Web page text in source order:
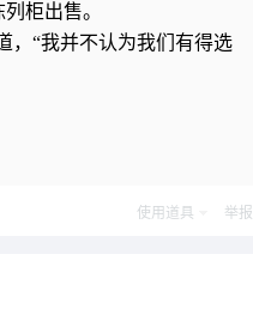
柜出售。
，“我并不认为我们有得选
使用道具 举报